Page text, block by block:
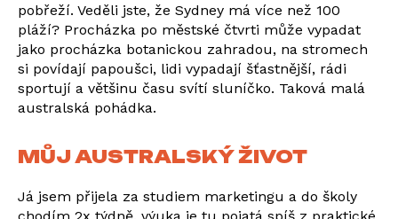
pobřeží. Veděli jste, že Sydney má více než 100
pláží? Procházka po městské čtvrti může vypadat
jako procházka botanickou zahradou, na stromech
si povídají papoušci, lidi vypadají šťastnější, rádi
sportují a většinu času svítí sluníčko. Taková malá
australská pohádka.
MŮJ AUSTRALSKÝ ŽIVOT
Já jsem přijela za studiem marketingu a do školy